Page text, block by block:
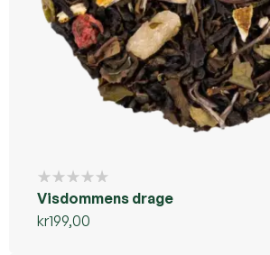
Visdommens drage
kr199,00